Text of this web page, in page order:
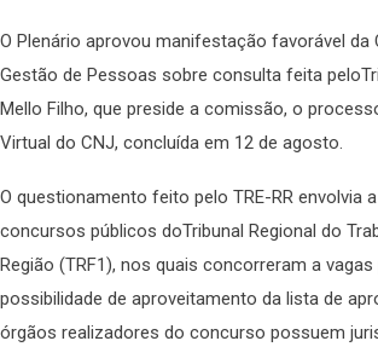
O Plenário aprovou manifestação favorável
Gestão de Pessoas sobre consulta feita
Mello Filho, que preside a comissão, o
Virtual do CNJ, concluída em 12 de agosto.
O questionamento feito pelo TRE-RR envolvia
concursos públicos doTribunal Regional do
Região (TRF1), nos quais concorreram a
possibilidade de aproveitamento da lista de
órgãos realizadores do concurso possuem